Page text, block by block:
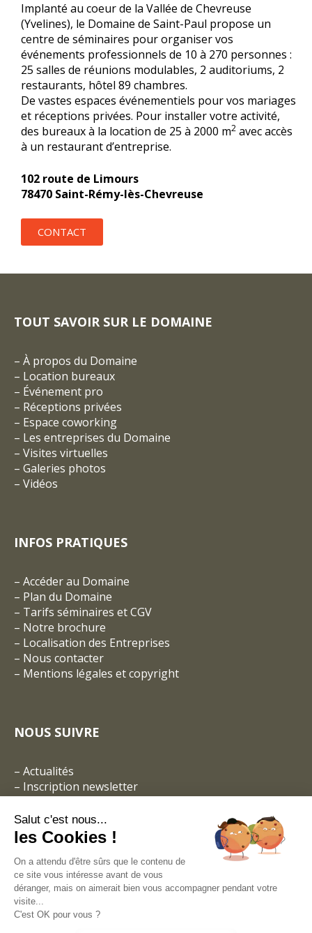
Implanté au coeur de la Vallée de Chevreuse
(Yvelines), le Domaine de Saint-Paul propose un
centre de séminaires pour organiser vos
événements professionnels de 10 à 270 personnes :
25 salles de réunions modulables, 2 auditoriums, 2
restaurants, hôtel 89 chambres.
De vastes espaces événementiels pour vos mariages
et réceptions privées. Pour installer votre activité,
des bureaux à la location de 25 à 2000 m2 avec accès
à un restaurant d’entreprise.
102 route de Limours
78470 Saint-Rémy-lès-Chevreuse
CONTACT
TOUT SAVOIR SUR LE DOMAINE
– À propos du Domaine
– Location bureaux
– Événement pro
– Réceptions privées
– Espace coworking
– Les entreprises du Domaine
– Visites virtuelles
– Galeries photos
– Vidéos
INFOS PRATIQUES
– Accéder au Domaine
– Plan du Domaine
– Tarifs séminaires et CGV
– Notre brochure
– Localisation des Entreprises
– Nous contacter
– Mentions légales et copyright
NOUS SUIVRE
– Actualités
– Inscription newsletter
Salut c'est nous...
les Cookies !
On a attendu d'être sûrs que le contenu de
ce site vous intéresse avant de vous
déranger, mais on aimerait bien vous accompagner pendant votre
visite...
C'est OK pour vous ?